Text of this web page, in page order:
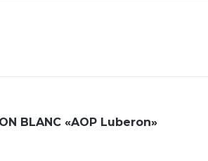
BLANC «AOP Luberon»